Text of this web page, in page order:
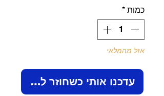
כמות *
אזל מהמלאי
עדכנו אותי כשחוזר למלאי